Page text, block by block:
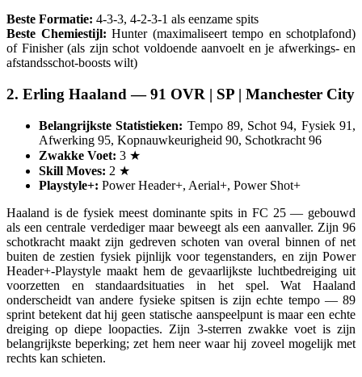
Beste Formatie: 4-3-3, 4-2-3-1 als eenzame spits
Beste Chemiestijl: Hunter (maximaliseert tempo en schotplafond)
of Finisher (als zijn schot voldoende aanvoelt en je afwerkings- en
afstandsschot-boosts wilt)
2. Erling Haaland — 91 OVR | SP | Manchester City
Belangrijkste Statistieken: Tempo 89, Schot 94, Fysiek 91,
Afwerking 95, Kopnauwkeurigheid 90, Schotkracht 96
Zwakke Voet: 3 ★
Skill Moves: 2 ★
Playstyle+: Power Header+, Aerial+, Power Shot+
Haaland is de fysiek meest dominante spits in FC 25 — gebouwd
als een centrale verdediger maar beweegt als een aanvaller. Zijn 96
schotkracht maakt zijn gedreven schoten van overal binnen of net
buiten de zestien fysiek pijnlijk voor tegenstanders, en zijn Power
Header+-Playstyle maakt hem de gevaarlijkste luchtbedreiging uit
voorzetten en standaardsituaties in het spel. Wat Haaland
onderscheidt van andere fysieke spitsen is zijn echte tempo — 89
sprint betekent dat hij geen statische aanspeelpunt is maar een echte
dreiging op diepe loopacties. Zijn 3-sterren zwakke voet is zijn
belangrijkste beperking; zet hem neer waar hij zoveel mogelijk met
rechts kan schieten.